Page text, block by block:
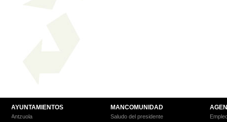
AYUNTAMIENTOS
Antzuola
MANCOMUNIDAD
Saludo del presidente